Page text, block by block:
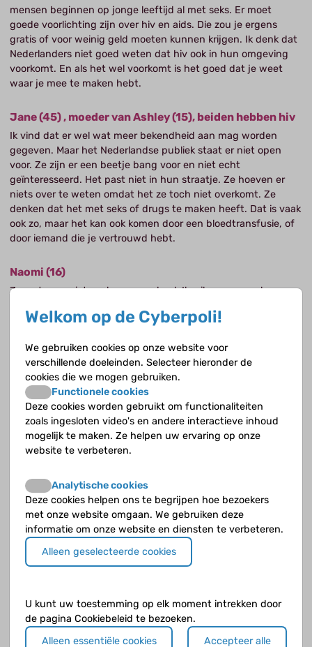
mensen beginnen op jonge leeftijd al met seks. Er moet
goede voorlichting zijn over hiv en aids. Die zou je ergens
gratis of voor weinig geld moeten kunnen krijgen. Ik denk dat
Nederlanders niet goed weten dat hiv ook in hun omgeving
voorkomt. En als het wel voorkomt is het goed dat je weet
waar je mee te maken hebt.
Jane (45) , moeder van Ashley (15), beiden hebben hiv
Ik vind dat er wel wat meer bekendheid aan mag worden
gegeven. Maar het Nederlandse publiek staat er niet open
voor. Ze zijn er een beetje bang voor en niet echt
geïnteresseerd. Het past niet in hun straatje. Ze hoeven er
niets over te weten omdat het ze toch niet overkomt. Ze
denken dat het met seks of drugs te maken heeft. Dat is vaak
ook zo, maar het kan ook komen door een bloedtransfusie, of
door iemand die je vertrouwd hebt.
Naomi (16)
Ze weten er niet veel van op school. Ik wil er soms wel eens
en zo en de docent gaf uitleg over hiv maar wat ze zei klopte
weet jij dat nou! Dus toen heb ik mijn mond maar gehouden.
Ook al zei ze foute dingen. Anders vertelde ik te veel.
Meestal zeg ik dan dat ik erover gehoord heb of dat ik een
vriendin heb die het heeft, dan lieg ik niet want dat is ook
echt zo.
Joyce (20)
na de les. Ik was er best wel open over. Maar ik vertelde het
niet in de klas. Mijn mentoren wisten het wel. Voor de
veiligheid, dan wisten ze wat wel en niet kon. Wat erin stond
dat niet meer klopte?
Dat je geen kinderen kunt krijgen. Toen heb ik gezegd dat dat
wel kan, en uitgelegd op welke manieren. Er zijn meteen
versterkt. Ik vind dat de scholen het niet goed doen. Van mijn
neefje hoor ik wat zijn school voor voorlichting geeft. Dat
klopt dan niet. Bij mijn broertje ook. Hij is daar erg door
Welkom op de Cyberpoli!
We gebruiken cookies op onze website voor
verschillende doeleinden. Selecteer hieronder de
cookies die we mogen gebruiken.
Functionele cookies
Deze cookies worden gebruikt om functionaliteiten
zoals ingesloten video's en andere interactieve inhoud
mogelijk te maken. Ze helpen uw ervaring op onze
website te verbeteren.
Analytische cookies
Deze cookies helpen ons te begrijpen hoe bezoekers
met onze website omgaan. We gebruiken deze
informatie om onze website en diensten te verbeteren.
Alleen geselecteerde cookies
U kunt uw toestemming op elk moment intrekken door
de pagina Cookiebeleid te bezoeken.
Alleen essentiële cookies
Accepteer alle